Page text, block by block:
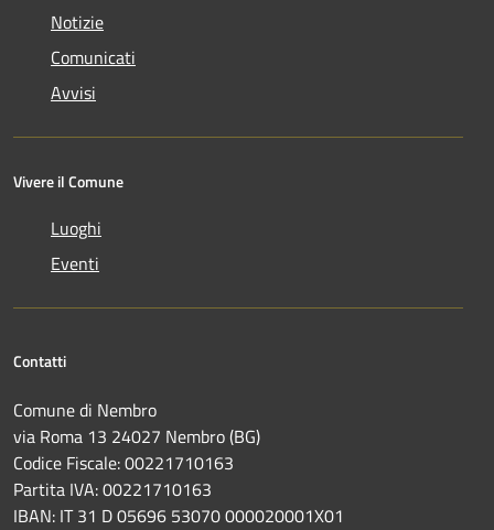
Notizie
Comunicati
Avvisi
Vivere il Comune
Luoghi
Eventi
Contatti
Comune di Nembro
via Roma 13 24027 Nembro (BG)
Codice Fiscale: 00221710163
Partita IVA: 00221710163
IBAN: IT 31 D 05696 53070 000020001X01